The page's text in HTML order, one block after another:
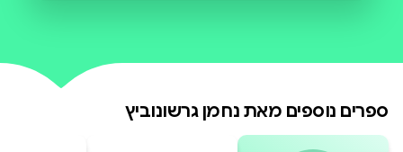
נשימה שישנה את תפיסתכם לגבי
ב ספר הנסתר מתגלה כרך מסתורי
ספרים נוספים מאת נחמן גרשונוביץ